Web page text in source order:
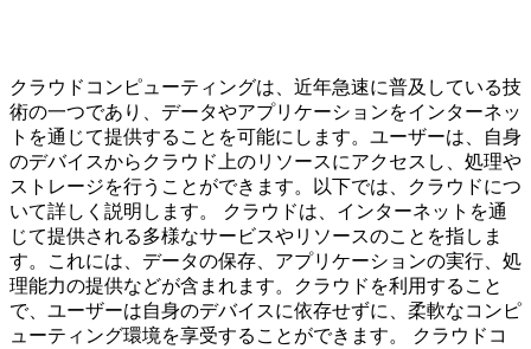
クラウドコンピューティングは、近年急速に普及している技
術の一つであり、データやアプリケーションをインターネッ
トを通じて提供することを可能にします。ユーザーは、自身
のデバイスからクラウド上のリソースにアクセスし、処理や
ストレージを行うことができます。以下では、クラウドにつ
いて詳しく説明します。 クラウドは、インターネットを通
じて提供される多様なサービスやリソースのことを指しま
す。これには、データの保存、アプリケーションの実行、処
理能力の提供などが含まれます。クラウドを利用すること
で、ユーザーは自身のデバイスに依存せずに、柔軟なコンピ
ューティング環境を享受することができます。 クラウドコ